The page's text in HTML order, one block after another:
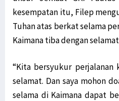
kesempatan itu, Filep
Tuhan atas berkat selama
Kaimana tiba dengan
“Kita bersyukur perjalanan
selamat. Dan saya mohon
selama di Kaimana dapat